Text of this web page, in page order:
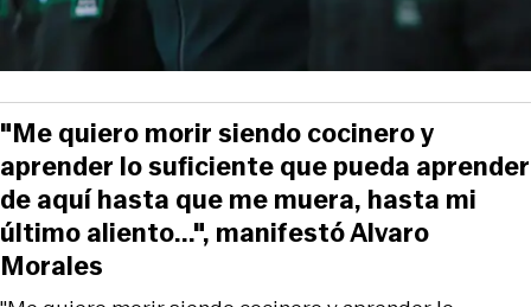
"Me quiero morir siendo cocinero y
aprender lo suficiente que pueda aprender
de aquí hasta que me muera, hasta mi
último aliento...", manifestó Alvaro
Morales